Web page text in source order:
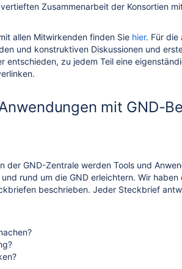
Zusammenarbeit der Konsortien
allen Mitwirkenden finden Sie hier. Für die
und konstruktiven Diskussionen und
entschieden, zu jedem Teil eine
mit GND-
der GND-Zentrale werden Tools und
rund um die GND erleichtern. Wir haben
beschrieben. Jeder Steckbrief